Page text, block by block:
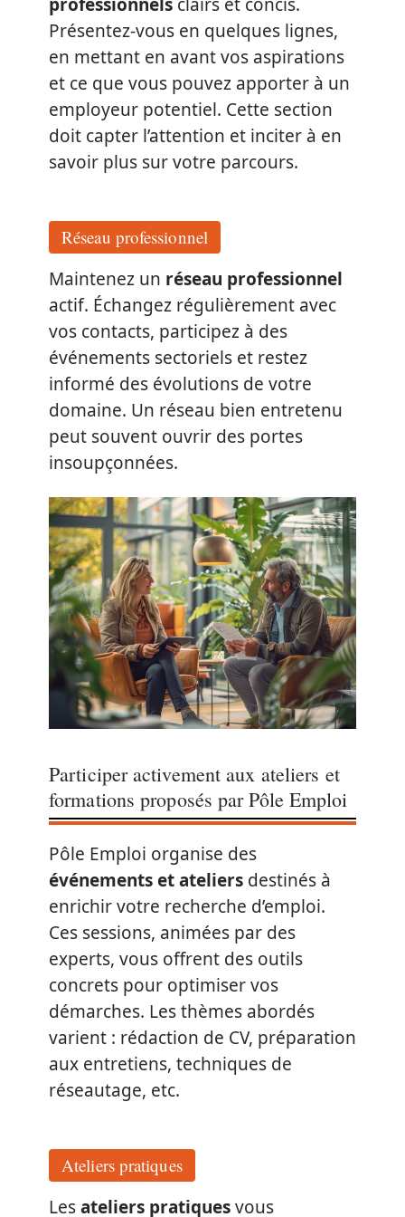
Présentez-vous en quelques lignes,
en mettant en avant vos aspirations
et ce que vous pouvez apporter à un
employeur potentiel. Cette section
doit capter l’attention et inciter à en
savoir plus sur votre parcours.
Réseau professionnel
Maintenez un réseau professionnel
actif. Échangez régulièrement avec
vos contacts, participez à des
événements sectoriels et restez
informé des évolutions de votre
domaine. Un réseau bien entretenu
peut souvent ouvrir des portes
insoupçonnées.
Participer activement aux ateliers et
formations proposés par Pôle Emploi
Pôle Emploi organise des
événements et ateliers destinés à
enrichir votre recherche d’emploi.
Ces sessions, animées par des
experts, vous offrent des outils
concrets pour optimiser vos
démarches. Les thèmes abordés
varient : rédaction de CV, préparation
aux entretiens, techniques de
réseautage, etc.
Ateliers pratiques
Lesateliers pratiquesvous